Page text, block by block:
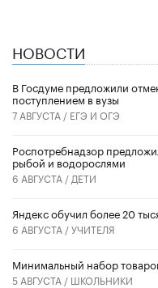
НОВОСТИ
В Госдуме предложили
поступлением в вузы
7 АВГУСТА / ЕГЭ И ОГЭ
Роспотребнадзор
рыбой и водорослями
6 АВГУСТА / ДЕТИ
​Яндекс обучил более 20
6 АВГУСТА /УЧИТЕЛЯ
Минимальный набор
5 АВГУСТА / ШКОЛЬНИКИ